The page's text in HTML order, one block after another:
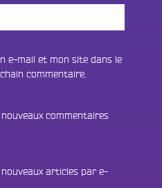
e-mail et mon site dans le
commentaire.
commentaires
articles par e-